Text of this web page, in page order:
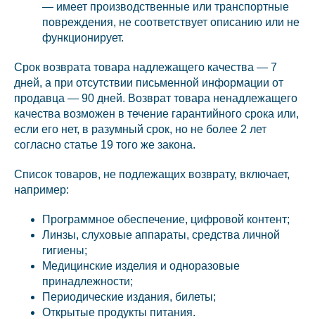
— имеет производственные или транспортные
повреждения, не соответствует описанию или не
функционирует.
Срок возврата товара надлежащего качества — 7
дней, а при отсутствии письменной информации от
продавца — 90 дней. Возврат товара ненадлежащего
качества возможен в течение гарантийного срока или,
если его нет, в разумный срок, но не более 2 лет
согласно статье 19 того же закона.
Список товаров, не подлежащих возврату, включает,
например:
Программное обеспечение, цифровой контент;
Линзы, слуховые аппараты, средства личной
гигиены;
Медицинские изделия и одноразовые
принадлежности;
Периодические издания, билеты;
Открытые продукты питания.